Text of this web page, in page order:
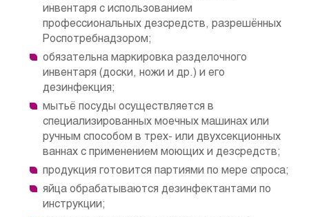
инвентаря с использованием
профессиональных дезсредств, разрешённых
Роспотребнадзором;
обязательна маркировка разделочного
инвентаря (доски, ножи и др.) и его
дезинфекция;
мытьё посуды осуществляется в
специализированных моечных машинах или
ручным способом в трех- или двухсекционных
ваннах с применением моющих и дезсредств;
продукция готовится партиями по мере спроса;
яйца обрабатываются дезинфектантами по
инструкции;